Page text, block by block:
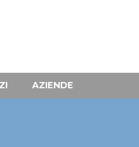
AZIENDE